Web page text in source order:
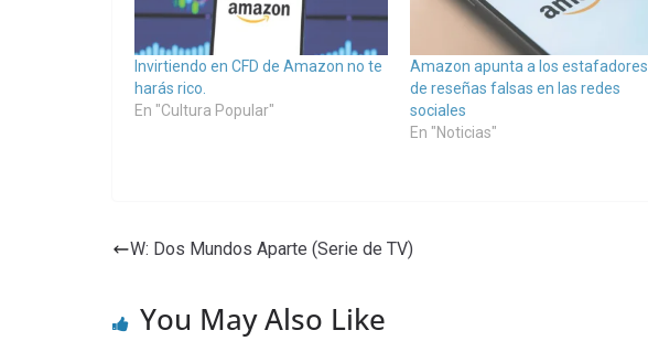
Invirtiendo en CFD de Amazon no te
harás rico.
En "Cultura Popular"
Amazon apunta a los estafadores
de reseñas falsas en las redes
sociales
En "Noticias"
W: Dos Mundos Aparte (Serie de TV)
You May Also Like